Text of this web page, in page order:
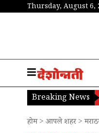
Thursday, August 6,
Breaking News
होम> आपले शहर>